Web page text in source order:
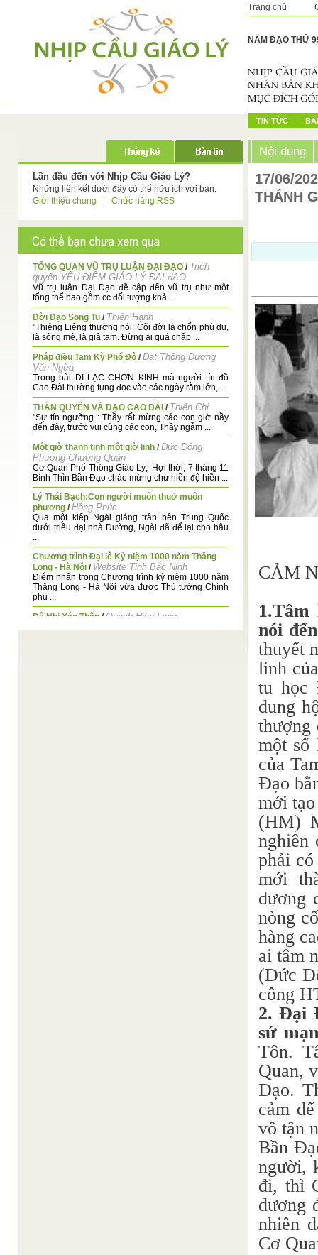
Trang chủ
NĂM ĐẠO THỨ
TIN TỨC
Lần đầu đến với Nhịp Cầu Giáo Lý?
Những liên kết dưới đây có thể hữu ích với bạn.
Giới thiệu chung
Chức năng RSS
TỔNG QUAN VŨ TRỤ LUẬN ĐẠI ĐẠO / Trich
quyển YỂU ĐIỂM GIÁO LÝ ĐẠI đẠO
Vũ trụ luận Đại Đạo đề cập đến vũ trụ như một
tổng thể bao gồm cc đối tượng khả ...
Đời Đạo Song Tu / Thiện Hạnh
"Thiêng Liêng thường nói: Cõi đời là chốn phù du,
là sông mê, là giả tạm. Đừng ai quá chấp ...
Pháp điều Tam Kỳ Phổ Độ /Đạt Thông Dương
Văn Ngừa
Trong bài DI LẠC CHƠN KINH mà người tín đồ
Cao Đài thường tụng đọc vào các ngày rằm lớn, ...
THẦN QUYỀN VÀ ĐẠO CAO ĐÀI / Thiên Chi
"Sự tín ngưỡng : Thầy rất mừng các con giờ nầy
đến đây, trước vui cùng các con, Thầy ngẫm ...
Một giờ thanh tịnh một giờ linh /Đức Đông
Phương Chưởng Quản
Cơ Quan Phổ Thông Giáo Lý, Hợi thời, 7 tháng 11
Bính Thìn Bần Đạo chào mừng chư hiền đệ hiền ...
Lý Thái Bạch:Con người muôn thuở muôn
phương /Hồng Phúc
Qua một kiếp Ngài giáng trần bên Trung Quốc
dưới triều đại nhà Đường, Ngài đã để lại cho hậu
...
Chương trình Đại lễ Kỷ niệm 1000 năm Thăng
Long - Hà Nội / Website Tỉnh Bắc Ninh
Điểm nhấn trong Chương trình kỷ niệm 1000 năm
Thăng Long - Hà Nội vừa được Thủ tướng Chính
phủ ...
Đệ Nhị Xác Thân / Quách Hiệp Long
Nội dung
17/06/
THÁNH
CẢM
nói
thuyết
linh
tu học
dung
thượng
một số
của
Đạo
mới
(HM)
nghiên
phải
mới
dương
nòng
hàng
ai tâm
(Đức
công
2. Đại
sứ
Tôn.
Quan,
Đạo.
cảm
vô tận
Bần
người,
đi, thì
dương
nhiên
Cơ